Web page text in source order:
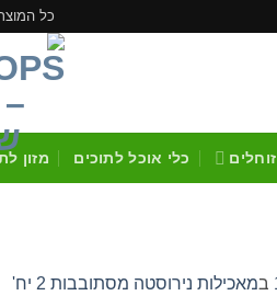
כל
זוחלים כלי אוכל לתוכים מזון
במאכילות נירוסטה מסתובבות 2 יח'